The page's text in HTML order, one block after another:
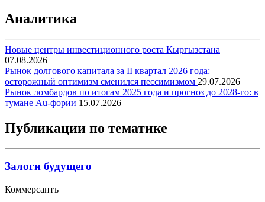
Аналитика
Новые центры инвестиционного роста Кыргызстана
07.08.2026
Рынок долгового капитала за II квартал 2026 года:
осторожный оптимизм сменился пессимизмом 29.07.2026
Рынок ломбардов по итогам 2025 года и прогноз до 2028-го: в
тумане Au-фории 15.07.2026
Публикации по тематике
Залоги будущего
Коммерсантъ